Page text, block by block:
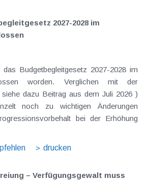
2027-2028 im
Budgetbegleitgesetz 2027-2028 im
worden. Verglichen mit der
dazu Beitrag aus dem Juli 2026 )
noch zu wichtigen Änderungen
drucken
– Verfügungsgewalt muss